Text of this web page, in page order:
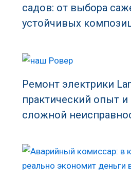
садов: от выбора
устойчивых
Ремонт электрики
практический опыт
сложной